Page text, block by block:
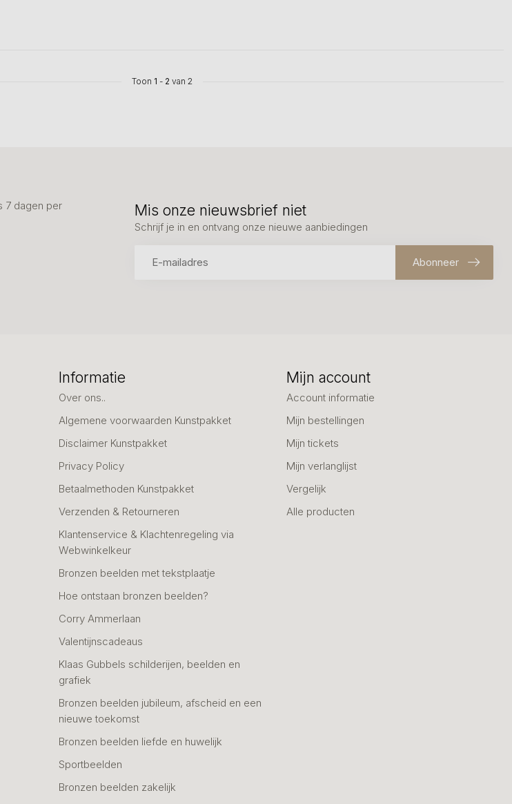
Toon 1 - 2 van 2
7 dagen per
Mis onze nieuwsbrief niet
Schrijf je in en ontvang onze nieuwe aanbiedingen
Abonneer
Informatie
Over ons..
Algemene voorwaarden Kunstpakket
Disclaimer Kunstpakket
Privacy Policy
Betaalmethoden Kunstpakket
Verzenden & Retourneren
Klantenservice & Klachtenregeling via
Webwinkelkeur
Bronzen beelden met tekstplaatje
Hoe ontstaan bronzen beelden?
Corry Ammerlaan
Valentijnscadeaus
Klaas Gubbels schilderijen, beelden en
grafiek
Bronzen beelden jubileum, afscheid en een
nieuwe toekomst
Bronzen beelden liefde en huwelijk
Sportbeelden
Bronzen beelden zakelijk
Mijn account
Account informatie
Mijn bestellingen
Mijn tickets
Mijn verlanglijst
Vergelijk
Alle producten